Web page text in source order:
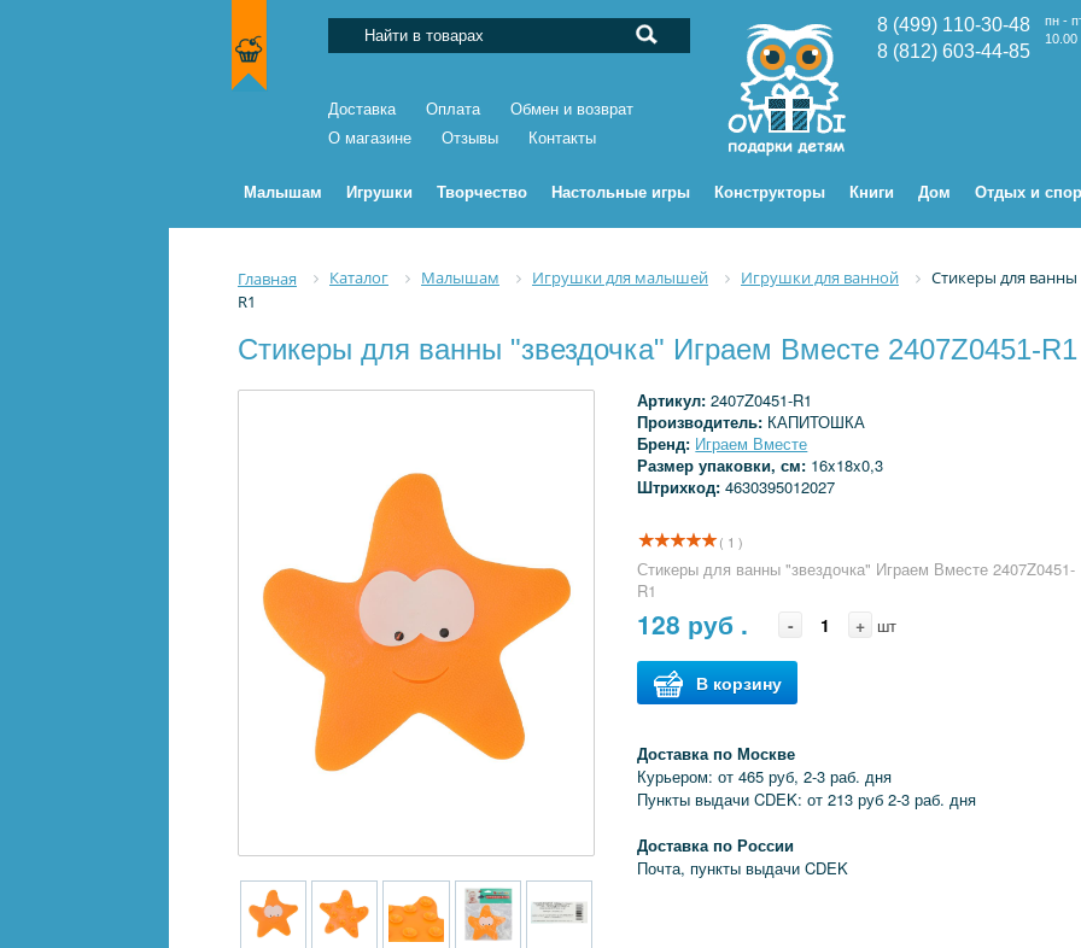
Доставка Оплата
Обмен и возврат
О магазине
Отзывы Контакты
8 (499) 110-30-48
пн -
10.00
8 (812) 603-44-85
Малышам Игрушки Творчество Настольные игры Конструкторы Книги Дом Отдых и
Главная Каталог Малышам Игрушки для малышей Игрушки для ванной
Стикеры для ванны
R1
Стикеры для ванны "звездочка" Играем Вместе 2407Z0451-R1
Артикул:2407Z0451-R1
Производитель: КАПИТОШКА
Бренд: Играем Вместе
Размер упаковки, см: 16x18x0,3
Штрихкод:4630395012027
( 1 )
Стикеры для ванны "звездочка" Играем Вместе 2407Z0451-
R1
128 руб . - + шт
В корзину
Доставка по Москве
Курьером: от 465 руб, 2-3 раб. дня
Пункты выдачи CDEK: от 213 руб 2-3 раб. дня
Доставка по России
Почта, пункты выдачи CDEK